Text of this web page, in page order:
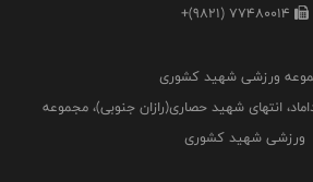
+(9821) 77480014
ورزشی شهید کشوری
انتهای شهید حصاری(رازان جنوبی)، مجموعه
ورزشی شهید کشوری